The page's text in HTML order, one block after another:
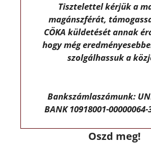
Tisztelettel kérjük a
magánszférát,
CÖKA küldetését annak
hogy még
szolgálhassuk a
Bankszámlaszámunk:
BANK 10918001-00000064-
Oszd meg!